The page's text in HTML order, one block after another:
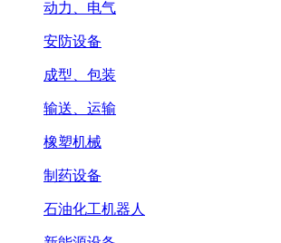
动力、电气
安防设备
成型、包装
输送、运输
橡塑机械
制药设备
石油化工机器人